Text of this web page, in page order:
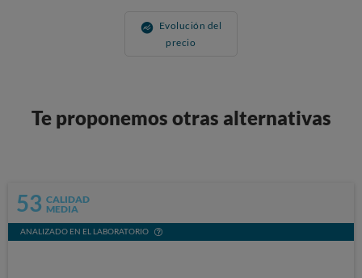
Evolución del
precio
Te proponemos otras alternativas
53 CALIDAD
MEDIA
ANALIZADO EN EL LABORATORIO